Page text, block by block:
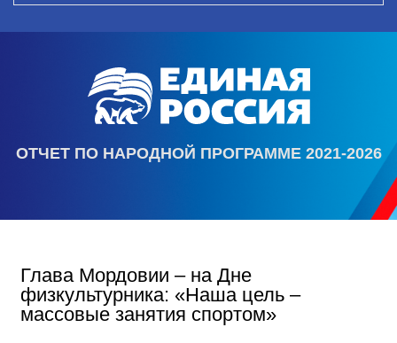
ОТЧЕТ ПО НАРОДНОЙ ПРОГРАММЕ 2021-2026
Глава Мордовии – на Дне
физкультурника: «Наша цель –
массовые занятия спортом»